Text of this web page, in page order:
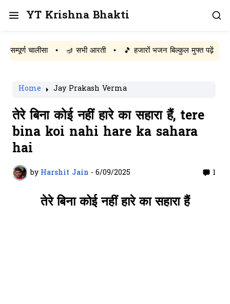
YT Krishna Bhakti
चालीसा • 🪔 सभी आरती • 🎵 हजारों भजन बिल्कुल मुफ्त पढ़ें
Home Jay Prakash Verma
तेरे बिना कोई नहीं हारे का सहारा हैं, tere
bina koi nahi hare ka sahara
hai
by Harshit Jain - 6/09/2025 1
तेरे बिना कोई नहीं हारे का सहारा हैं